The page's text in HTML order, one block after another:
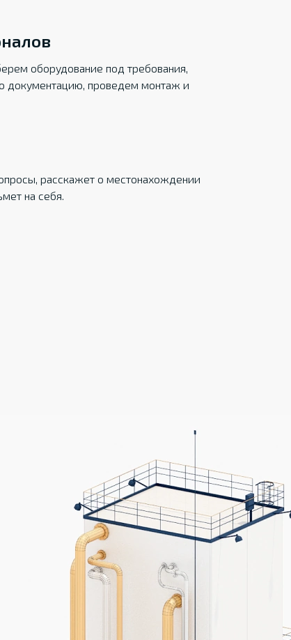
оборудование под требования,
документацию, проведем монтаж и
расскажет о местонахождении
на себя.